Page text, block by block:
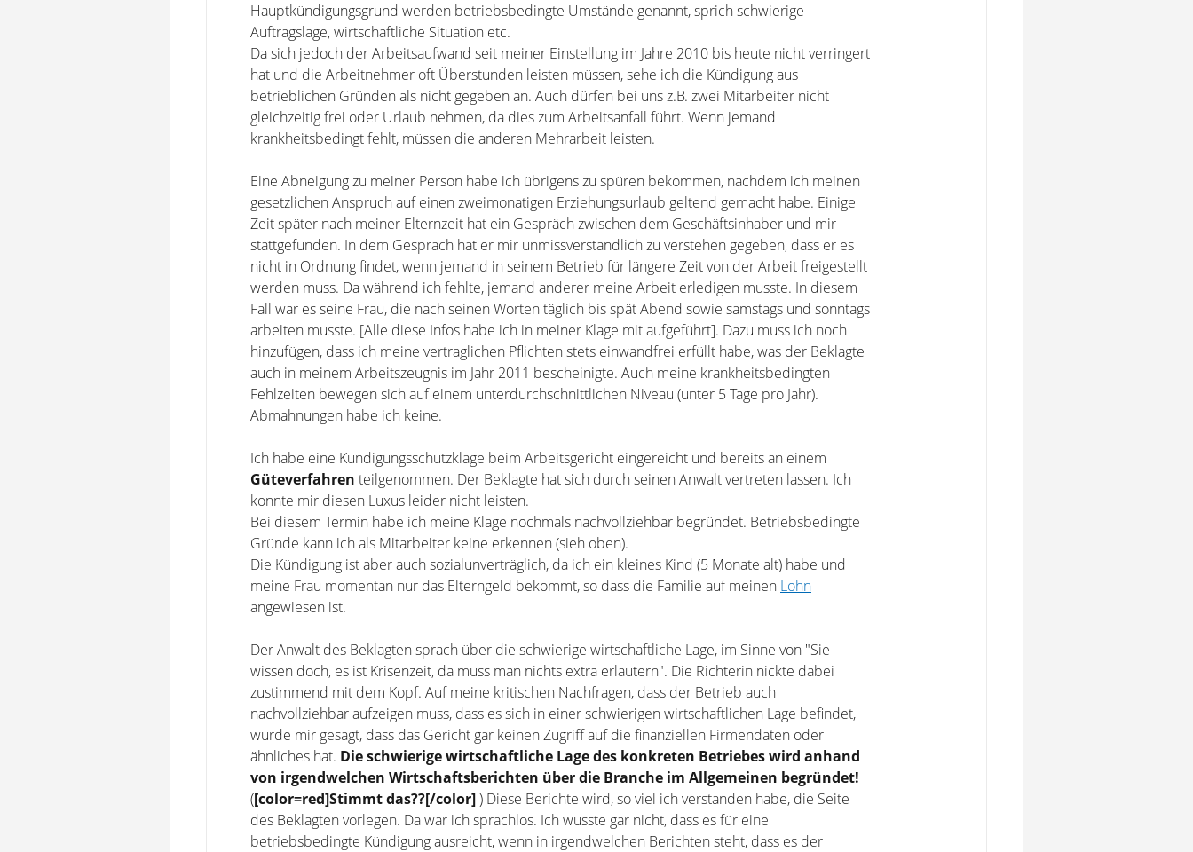
Hauptkündigungsgrund werden betriebsbedingte Umstände genannt, sprich schwierige
Auftragslage, wirtschaftliche Situation etc.
Da sich jedoch der Arbeitsaufwand seit meiner Einstellung im Jahre 2010 bis heute nicht verringert
hat und die Arbeitnehmer oft Überstunden leisten müssen, sehe ich die Kündigung aus
betrieblichen Gründen als nicht gegeben an. Auch dürfen bei uns z.B. zwei Mitarbeiter nicht
gleichzeitig frei oder Urlaub nehmen, da dies zum Arbeitsanfall führt. Wenn jemand
krankheitsbedingt fehlt, müssen die anderen Mehrarbeit leisten.
Eine Abneigung zu meiner Person habe ich übrigens zu spüren bekommen, nachdem ich meinen
gesetzlichen Anspruch auf einen zweimonatigen Erziehungsurlaub geltend gemacht habe. Einige
Zeit später nach meiner Elternzeit hat ein Gespräch zwischen dem Geschäftsinhaber und mir
stattgefunden. In dem Gespräch hat er mir unmissverständlich zu verstehen gegeben, dass er es
nicht in Ordnung findet, wenn jemand in seinem Betrieb für längere Zeit von der Arbeit freigestellt
werden muss. Da während ich fehlte, jemand anderer meine Arbeit erledigen musste. In diesem
Fall war es seine Frau, die nach seinen Worten täglich bis spät Abend sowie samstags und sonntags
arbeiten musste. [Alle diese Infos habe ich in meiner Klage mit aufgeführt]. Dazu muss ich noch
hinzufügen, dass ich meine vertraglichen Pflichten stets einwandfrei erfüllt habe, was der Beklagte
auch in meinem Arbeitszeugnis im Jahr 2011 bescheinigte. Auch meine krankheitsbedingten
Fehlzeiten bewegen sich auf einem unterdurchschnittlichen Niveau (unter 5 Tage pro Jahr).
Abmahnungen habe ich keine.
Ich habe eine Kündigungsschutzklage beim Arbeitsgericht eingereicht und bereits an einem
Güteverfahren teilgenommen. Der Beklagte hat sich durch seinen Anwalt vertreten lassen. Ich
konnte mir diesen Luxus leider nicht leisten.
Bei diesem Termin habe ich meine Klage nochmals nachvollziehbar begründet. Betriebsbedingte
Gründe kann ich als Mitarbeiter keine erkennen (sieh oben).
Die Kündigung ist aber auch sozialunverträglich, da ich ein kleines Kind (5 Monate alt) habe und
meine Frau momentan nur das Elterngeld bekommt, so dass die Familie auf meinen Lohn
angewiesen ist.
Der Anwalt des Beklagten sprach über die schwierige wirtschaftliche Lage, im Sinne von "Sie
wissen doch, es ist Krisenzeit, da muss man nichts extra erläutern". Die Richterin nickte dabei
zustimmend mit dem Kopf. Auf meine kritischen Nachfragen, dass der Betrieb auch
nachvollziehbar aufzeigen muss, dass es sich in einer schwierigen wirtschaftlichen Lage befindet,
wurde mir gesagt, dass das Gericht gar keinen Zugriff auf die finanziellen Firmendaten oder
ähnliches hat. Die schwierige wirtschaftliche Lage des konkreten Betriebes wird anhand
von irgendwelchen Wirtschaftsberichten über die Branche im Allgemeinen begründet!
([color=red]Stimmt das??[/color]) Diese Berichte wird, so viel ich verstanden habe, die Seite
des Beklagten vorlegen. Da war ich sprachlos. Ich wusste gar nicht, dass es für eine
betriebsbedingte Kündigung ausreicht, wenn in irgendwelchen Berichten steht, dass es der